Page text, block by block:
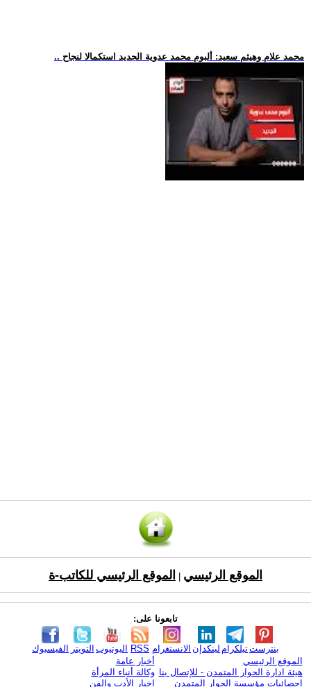
.. محمد علام وهيثم سعيد: ألبوم محمد عدوية الجديد استكمالا لنجاح
الموقع الرئيسي الموقع الرئيسي للكاتب-ة
تابعونا على:
الفيسبوك التويتر اليوتيوب RSS الانستغرام لينكدإن تيلكرامبنترست
الموقع الرئيسي
هيئة ادارة الحوار المتمدن - للإتصال بنا
إحصائيات مؤسسة الحوار المتمدن
أخبار عامة
وكالة أنباء المرأة
اخبار الأدب والفن